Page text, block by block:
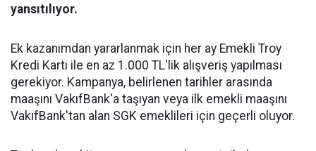
yansıtılıyor.
Ek kazanımdan yararlanmak için her ay Emekli Troy
Kredi Kartı ile en az 1.000 TL'lik alışveriş yapılması
gerekiyor. Kampanya, belirlenen tarihler arasında
maaşını VakıfBank'a taşıyan veya ilk emekli maaşını
VakıfBank'tan alan SGK emeklileri için geçerli oluyor.